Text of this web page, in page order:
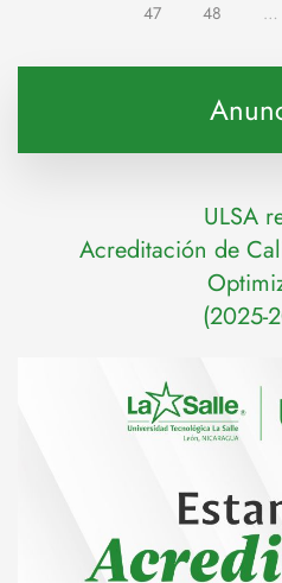
47
48 …
ULSA
Acreditación de
(2025-